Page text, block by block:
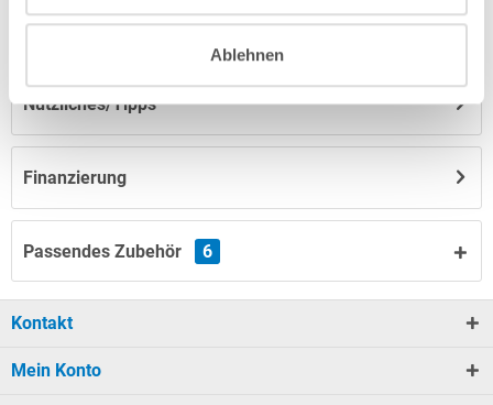
Ablehnen
Finanzierung
Herstellerangaben
Nützliches/Tipps
Passendes Zubehör 6
Kontakt
Mein Konto